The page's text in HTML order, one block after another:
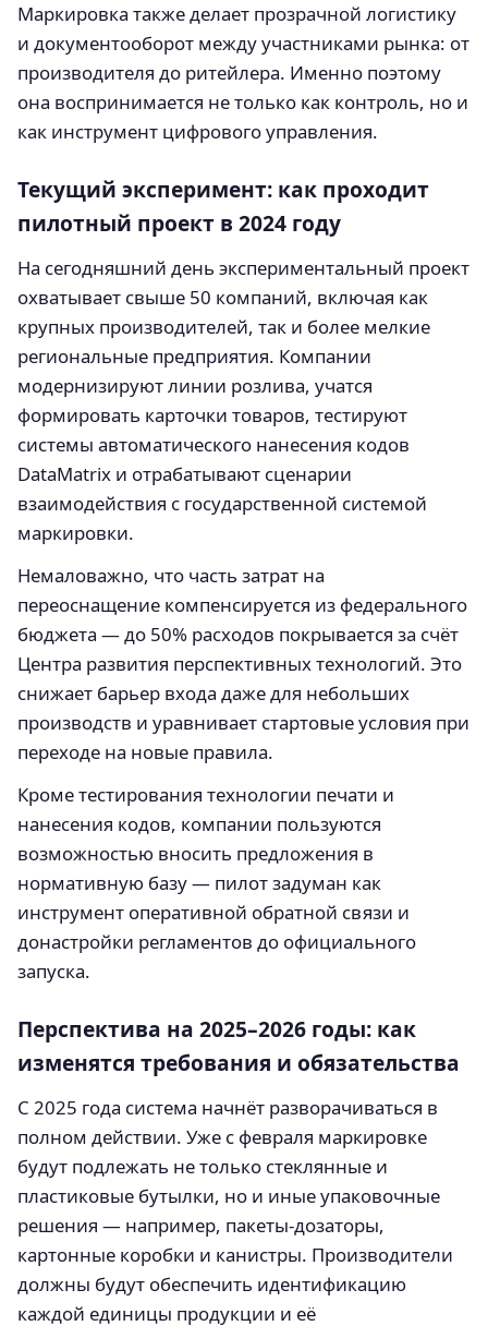
Маркировка также делает прозрачной логистику
и документооборот между участниками рынка: от
производителя до ритейлера. Именно поэтому
она воспринимается не только как контроль, но и
как инструмент цифрового управления.
Текущий эксперимент: как проходит
пилотный проект в 2024 году
На сегодняшний день экспериментальный проект
охватывает свыше 50 компаний, включая как
крупных производителей, так и более мелкие
региональные предприятия. Компании
модернизируют линии розлива, учатся
формировать карточки товаров, тестируют
системы автоматического нанесения кодов
DataMatrix и отрабатывают сценарии
взаимодействия с государственной системой
маркировки.
Немаловажно, что часть затрат на
переоснащение компенсируется из федерального
бюджета — до 50% расходов покрывается за счёт
Центра развития перспективных технологий. Это
снижает барьер входа даже для небольших
производств и уравнивает стартовые условия при
переходе на новые правила.
Кроме тестирования технологии печати и
нанесения кодов, компании пользуются
возможностью вносить предложения в
нормативную базу — пилот задуман как
инструмент оперативной обратной связи и
донастройки регламентов до официального
запуска.
Перспектива на 2025–2026 годы: как
изменятся требования и обязательства
С 2025 года система начнёт разворачиваться в
полном действии. Уже с февраля маркировке
будут подлежать не только стеклянные и
пластиковые бутылки, но и иные упаковочные
решения — например, пакеты-дозаторы,
картонные коробки и канистры. Производители
должны будут обеспечить идентификацию
каждой единицы продукции и её